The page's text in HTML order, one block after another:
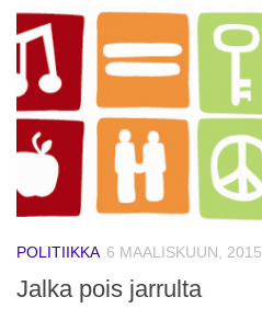
POLITIIKKA 6 MAALISKUUN, 2015
Jalka pois jarrulta